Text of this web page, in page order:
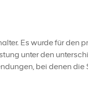
Es wurde für den
unter den
bei denen die